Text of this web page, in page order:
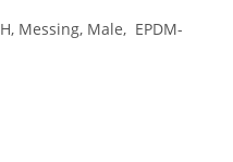
Messing, Male, EPDM-